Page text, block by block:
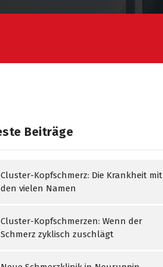
Beiträge
Cluster-Kopfschmerz: Die Krankheit mit
den vielen Namen
Cluster-Kopfschmerzen: Wenn der
Schmerz zyklisch zuschlägt